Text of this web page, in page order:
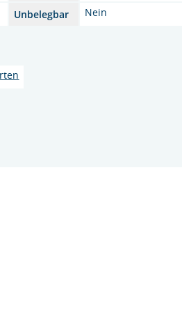
Unbelegbar Nein